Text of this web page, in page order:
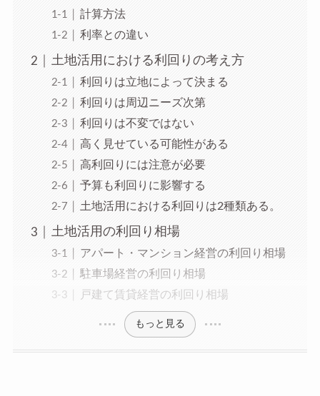
計算方法
利率との違い
土地活用における利回りの考え方
利回りは立地によって決まる
利回りは周辺ニーズ次第
利回りは不変ではない
高く見せている可能性がある
高利回りには注意が必要
予算も利回りに影響する
土地活用における利回りは2種類ある。
土地活用の利回り相場
アパート・マンション経営の利回り相場
駐車場経営の利回り相場
戸建て賃貸経営の利回り相場
もっと見る